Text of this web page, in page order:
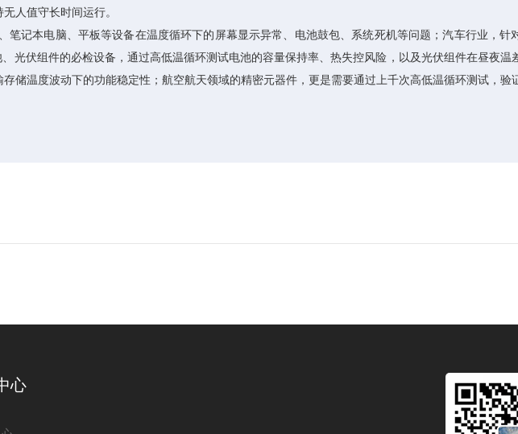
人值守长时间运行。
本电脑、平板等设备在温度循环下的屏幕显示异常、电池鼓包、系统死机等问题；汽车行业，针
伏组件的必检设备，通过高低温循环测试电池的容量保持率、热失控风险，以及光伏组件在昼夜温
温度波动下的功能稳定性；航空航天领域的精密元器件，更是需要通过上千次高低温循环测试，验
心